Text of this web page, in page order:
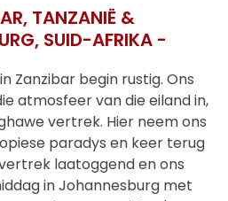
TANZANIË &
SUID-AFRIKA -
Zanzibar begin rustig. Ons
atmosfeer van die eiland in,
vertrek. Hier neem ons
paradys en keer terug
laatoggend en ons
in Johannesburg met